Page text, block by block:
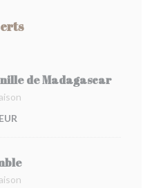
de Madagascar